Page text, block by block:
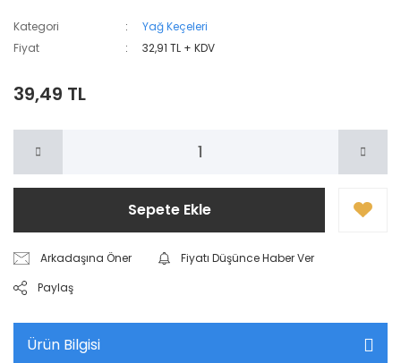
Kategori
Yağ Keçeleri
Fiyat
32,91 TL + KDV
39,49 TL
Sepete Ekle
Arkadaşına Öner
Fiyatı Düşünce Haber Ver
Paylaş
Ürün Bilgisi